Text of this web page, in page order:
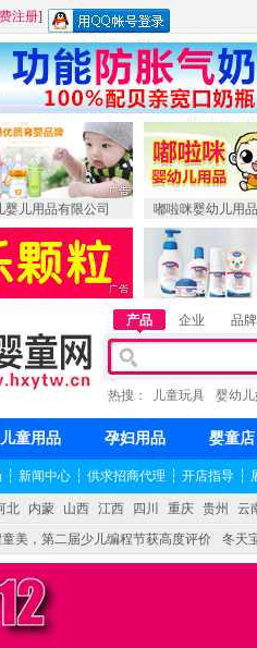
注册]
婴儿用品有限公司 嘟啦咪婴幼儿用
产品 企业 品牌
热搜： 儿童玩具 婴幼
儿童用品 孕妇用品 婴童店
┆ 新闻中心 ┆ 供求招商代理 ┆ 开店指导 ┆
北 内蒙 山西 江西 四川 重庆 贵州
云
美，第二届少儿编程节获高度评价
冬天
型,毕竟母婴产品比较特殊。”
妇幼广场